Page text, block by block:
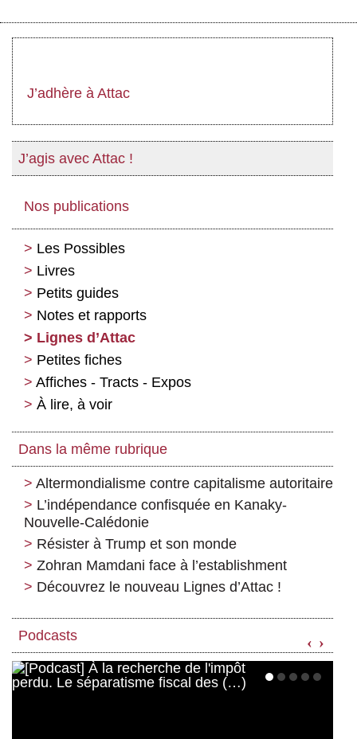
J’adhère à Attac
J’agis avec Attac !
Nos publications
Les Possibles
Livres
Petits guides
Notes et rapports
Lignes d’Attac
Petites fiches
Affiches - Tracts - Expos
À lire, à voir
Dans la même rubrique
Altermondialisme contre capitalisme autoritaire
L’indépendance confisquée en Kanaky-
Nouvelle-Calédonie
Résister à Trump et son monde
Zohran Mamdani face à l’establishment
Découvrez le nouveau Lignes d’Attac !
Podcasts ‹ ›